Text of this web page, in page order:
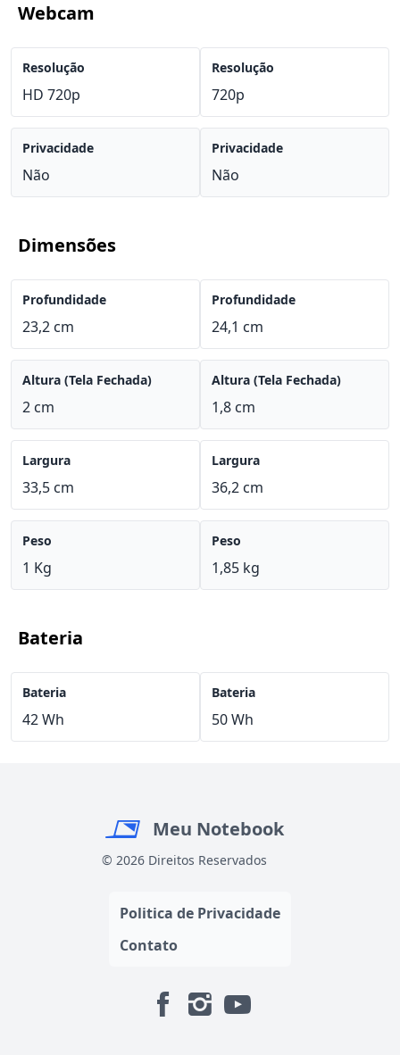
Webcam
Resolução
HD 720p
Privacidade
Não
Resolução
720p
Privacidade
Não
Dimensões
Profundidade
23,2 cm
Altura (Tela Fechada)
2 cm
Largura
33,5 cm
Peso
1 Kg
Profundidade
24,1 cm
Altura (Tela Fechada)
1,8 cm
Largura
36,2 cm
Peso
1,85 kg
Bateria
Bateria
42 Wh
Bateria
50 Wh
Meu Notebook
© 2026 Direitos Reservados
Politica de Privacidade
Contato